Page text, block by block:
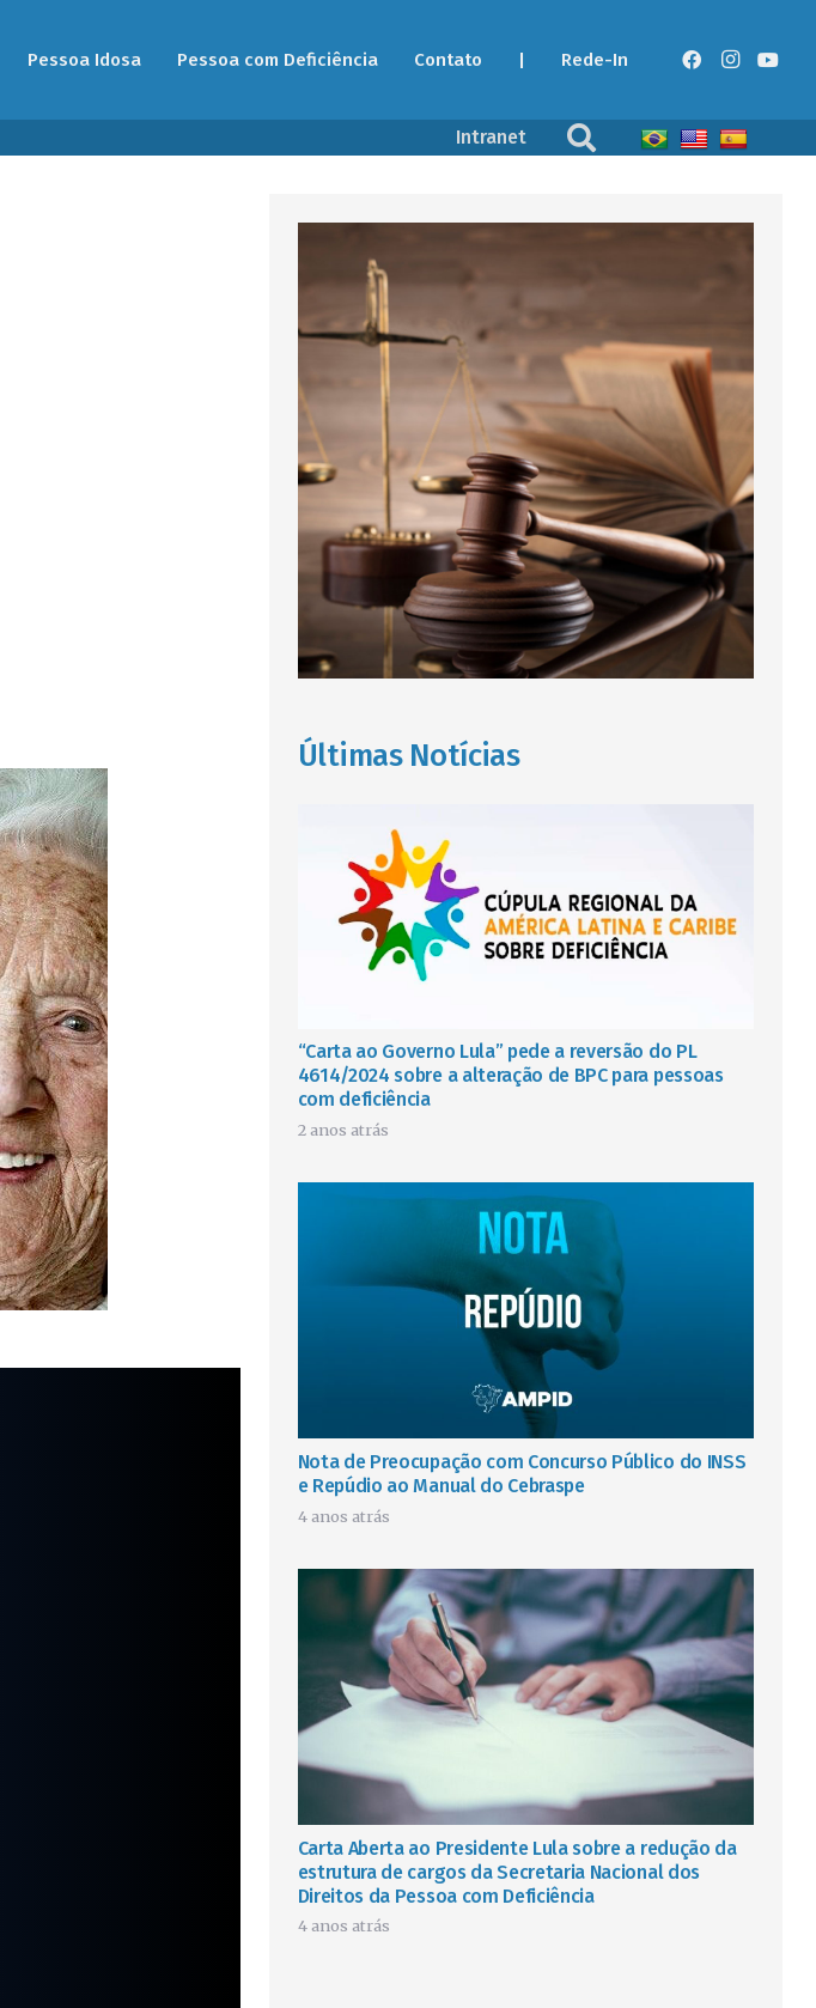
Pessoa Idosa Pessoa com Deficiência Contato | Rede-In
Intranet
Últimas Notícias
“Carta ao Governo Lula” pede a reversão do PL
4614/2024 sobre a alteração de BPC para pessoas
com deficiência
2 anos atrás
Nota de Preocupação com Concurso Público do INSS
e Repúdio ao Manual do Cebraspe
4 anos atrás
Carta Aberta ao Presidente Lula sobre a redução da
estrutura de cargos da Secretaria Nacional dos
Direitos da Pessoa com Deficiência
4 anos atrás